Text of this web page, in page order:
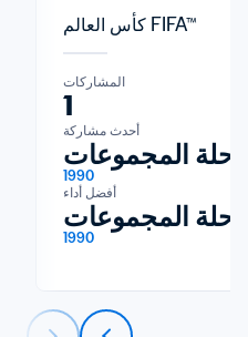
كأس العالم FIFA™
المشاركات
1
أحدث مشاركة
مرحلة المجموعات
1990
أفضل أداء
مرحلة المجموعات
1990